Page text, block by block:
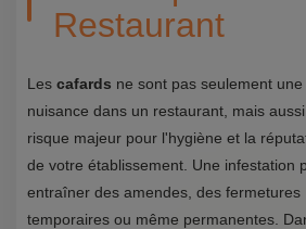
Restaurant
Les cafards ne sont pas seulement une
nuisance dans un restaurant, mais
risque majeur pour l'hygiène et la
de votre établissement. Une infestation
entraîner des amendes, des fermetures
temporaires ou même permanentes.